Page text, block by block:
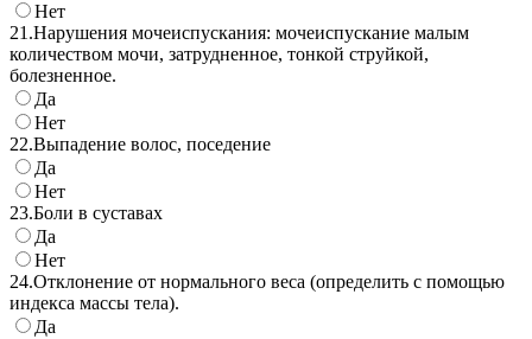
Нет
21.Нарушения мочеиспускания: мочеиспускание малым
количеством мочи, затрудненное, тонкой струйкой,
болезненное.
Да
Нет
22.Выпадение волос, поседение
Да
Нет
23.Боли в суставах
Да
Нет
24.Отклонение от нормального веса (определить с помощью
индекса массы тела).
Да